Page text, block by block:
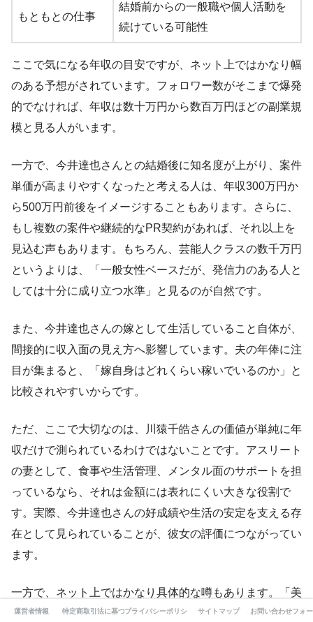
もともとの仕事
結婚前からの一般職や個人活動を
続けている可能性
ここで気になる年収の目安ですが、ネット上ではかなり幅
のある予想がされています。フォロワー数がそこまで爆発
的でなければ、年収は数十万円から数百万円ほどの副業規
模と見る人がいます。
一方で、今井達也さんとの結婚後に知名度が上がり、案件
単価が高まりやすくなったと考える人は、年収300万円か
ら500万円前後をイメージすることもあります。さらに、
もし複数の案件や継続的なPR契約があれば、それ以上を
見込む声もあります。もちろん、芸能人クラスの数千万円
というよりは、「一般女性ベースだが、発信力のある人と
しては十分に成り立つ水準」と見るのが自然です。
また、今井達也さんの嫁として生活していること自体が、
間接的に収入面の見え方へ影響しています。夫の年俸に注
目が集まると、「嫁自身はどれくらい稼いでいるのか」と
比較されやすいからです。
ただ、ここで大切なのは、川猿千皓さんの価値が単純に年
収だけで測られているわけではないことです。アスリート
の妻として、食事や生活管理、メンタル面のサポートを担
っているなら、それは金額には表れにくい大きな役割で
す。実際、今井達也さんの好成績や生活の安定を支える存
在として見られていることが、彼女の評価につながってい
ます。
一方で、ネット上ではかなり具体的な噂もあります。「美
容系案件だけでかなり稼いでいそう」「野球選手の奥さん
運営者情報 特定商取引法に基づく表記プライバシーポリシー サイトマップ お問い合わせフォ